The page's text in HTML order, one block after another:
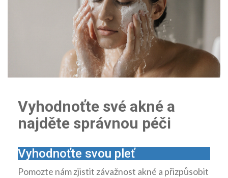
Vyhodnoťte své akné a
najděte správnou péči
Vyhodnoťte svou pleť
Pomozte nám zjistit závažnost akné a přizpůsobit